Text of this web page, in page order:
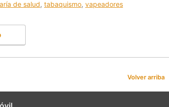
de salud, tabaquismo, vapeadores
Volver arriba